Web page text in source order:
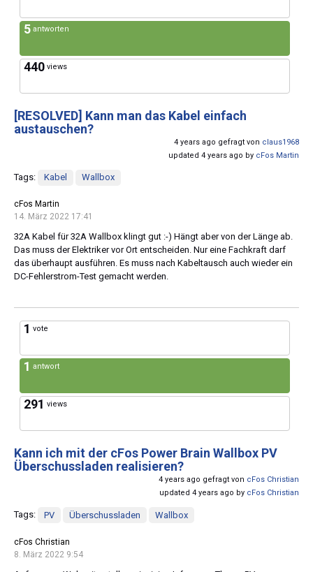
5 antworten
440 views
[RESOLVED] Kann man das Kabel einfach
austauschen?
4 years ago gefragt von claus1968
updated 4 years ago by cFos Martin
Tags: Kabel Wallbox
cFos Martin
14. März 2022 17:41
32A Kabel für 32A Wallbox klingt gut :-) Hängt aber von der Länge ab.
Das muss der Elektriker vor Ort entscheiden. Nur eine Fachkraft darf
das überhaupt ausführen. Es muss nach Kabeltausch auch wieder ein
DC-Fehlerstrom-Test gemacht werden.
1 vote
1 antwort
291 views
Kann ich mit der cFos Power Brain Wallbox PV
Überschussladen realisieren?
4 years ago gefragt von cFos Christian
updated 4 years ago by cFos Christian
Tags: PV Überschussladen Wallbox
cFos Christian
8. März 2022 9:54